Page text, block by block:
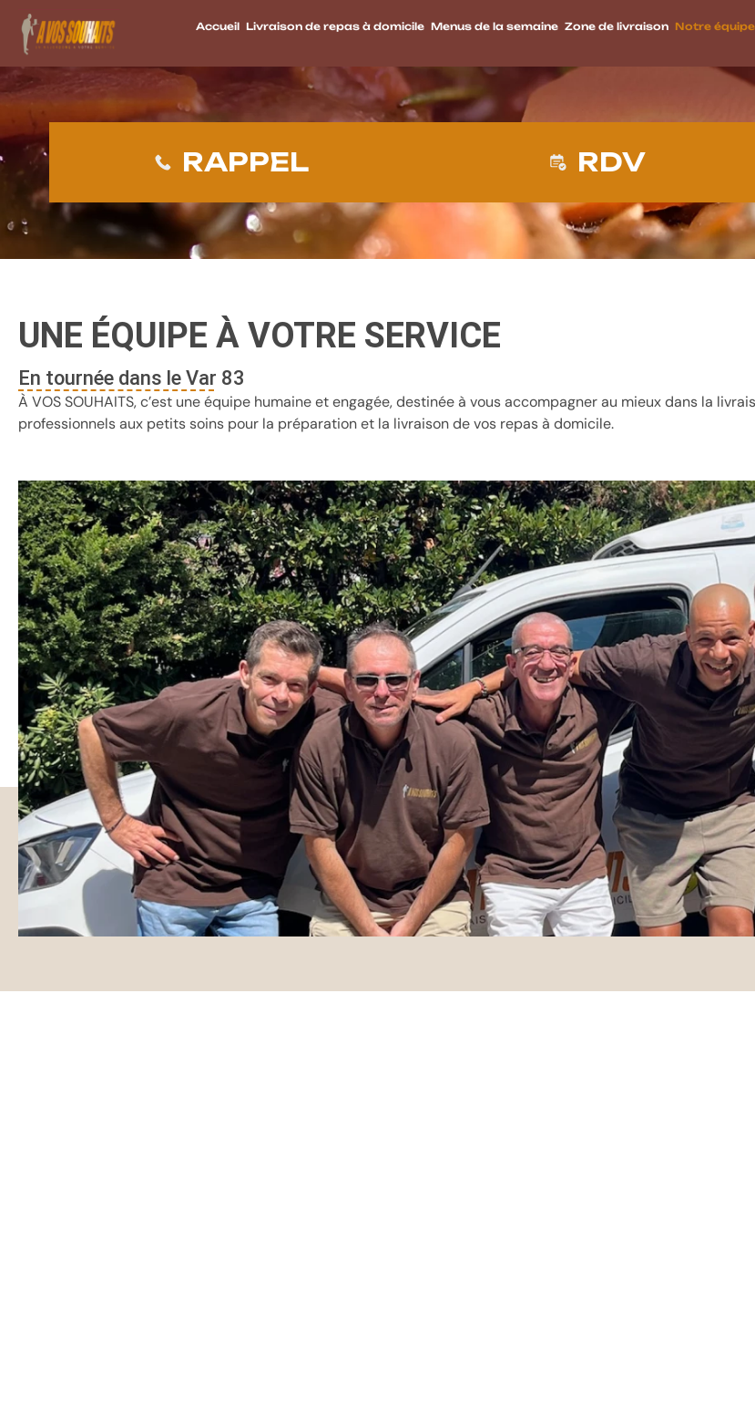
Accueil Livraison de repas à domicile Menus de la semaine Zone de livraison Notre équipe
RAPPEL RDV
UNE ÉQUIPE À VOTRE SERVICE
En tournée dans le Var 83
À VOS SOUHAITS, c’est une équipe humaine et engagée, destinée à vous accompagner au mieux dans la
professionnels aux petits soins pour la préparation et la livraison de vos repas à domicile.